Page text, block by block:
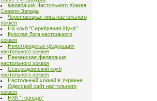
Федерация Настольного Хоккея
Северо-Запада
Череповецкая лига настольного
хоккея
НХ клуб "Серебряная Щука"
Курская Лига настольного
хоккея
Нижегородская федерация
настольного хоккея
Пензенская федерация
настольного хоккея
Северодвинский клуб
настольного хоккея
Настольный хоккей в Украине
Одесский сайт настольного
хоккея
НХК "Торнадо"